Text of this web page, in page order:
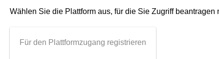
Wählen Sie die Plattform aus, für die Sie Zugriff beantragen
Für den Plattformzugang registrieren